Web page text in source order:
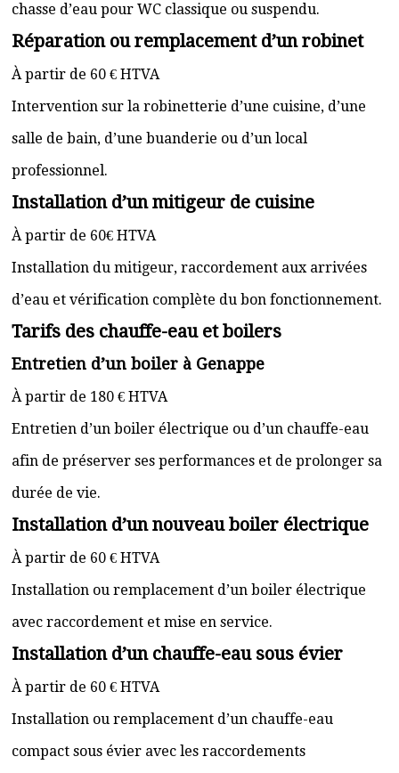
chasse d’eau pour WC classique ou suspendu.
Réparation ou remplacement d’un robinet
À partir de 60 € HTVA
Intervention sur la robinetterie d’une cuisine, d’une
salle de bain, d’une buanderie ou d’un local
professionnel.
Installation d’un mitigeur de cuisine
À partir de 60€ HTVA
Installation du mitigeur, raccordement aux arrivées
d’eau et vérification complète du bon fonctionnement.
Tarifs des chauffe-eau et boilers
Entretien d’un boiler à Genappe
À partir de 180 € HTVA
Entretien d’un boiler électrique ou d’un chauffe-eau
afin de préserver ses performances et de prolonger sa
durée de vie.
Installation d’un nouveau boiler électrique
À partir de 60 € HTVA
Installation ou remplacement d’un boiler électrique
avec raccordement et mise en service.
Installation d’un chauffe-eau sous évier
À partir de 60 € HTVA
Installation ou remplacement d’un chauffe-eau
compact sous évier avec les raccordements